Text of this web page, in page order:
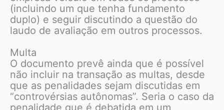
(incluindo um que tenha fundamento
duplo) e seguir discutindo a questão do
laudo de avaliação em outros processos.
Multa
O documento prevê ainda que é possível
não incluir na transação as multas, desde
que as penalidades sejam discutidas em
“controvérsias autônomas”. Seria o caso da
penalidade que é debatida em um